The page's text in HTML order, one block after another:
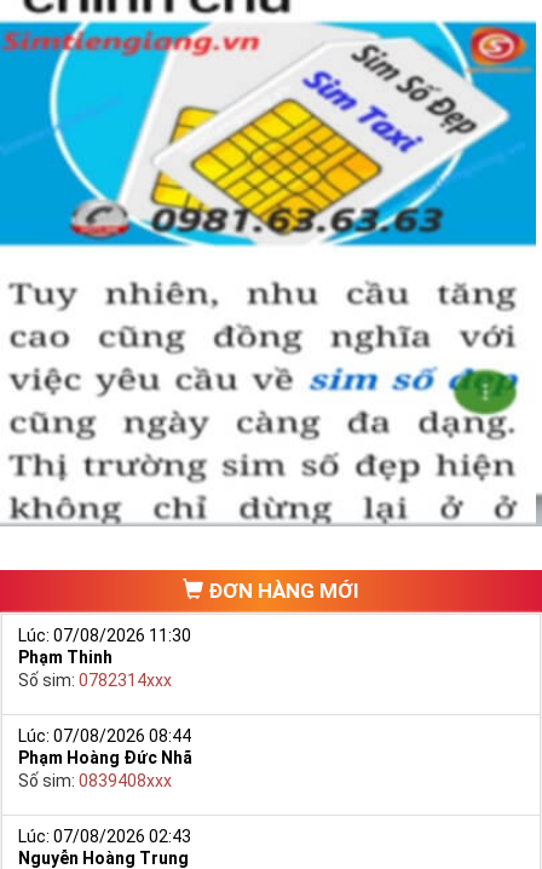
ĐƠN HÀNG MỚI
Lúc: 07/08/2026 11:30
Phạm Thinh
Số sim: 0782314xxx
Lúc: 07/08/2026 08:44
Phạm Hoàng Đức Nhã
Số sim: 0839408xxx
Lúc: 07/08/2026 02:43
Nguyễn Hoàng Trung